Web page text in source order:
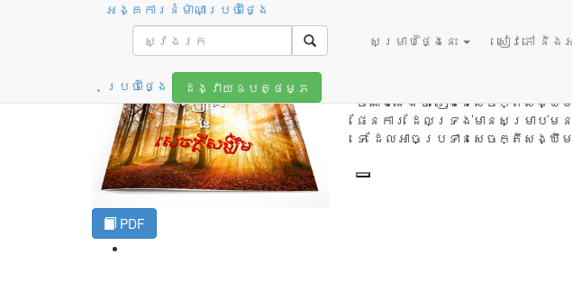
អង្គការនំម៉ាណាប្រចាំថ្ងៃ
សម្រាប់ថ្ងៃនេះ
សៀវភៅ និ
ប្រចាំថ្ងៃ
ដង្វាយឧបត្ថម្ភ
រឿងនៃសេចក្តីសង្ឃឹម
PDF
ហេតុ​អ្វី​បាន​ជា​ពិភព​លោក មាន​រឿ
ចំណង​ជើង​ថា រឿង​នៃ​សេចក្តី​ស
ផែនការ ដែល​ទ្រង់មាន​សម្រាប់​ម
ទេ ដែល​អាច​ប្រទាន​សេចក្តី​សង្